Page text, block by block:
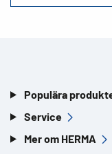
Populära
Service
Mer om HERMA